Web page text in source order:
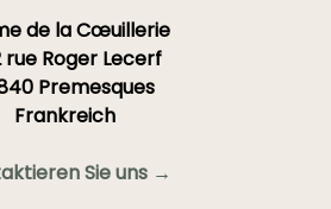
de la Cœuillerie
rue Roger Lecerf
Premesques
Frankreich
Sie uns →